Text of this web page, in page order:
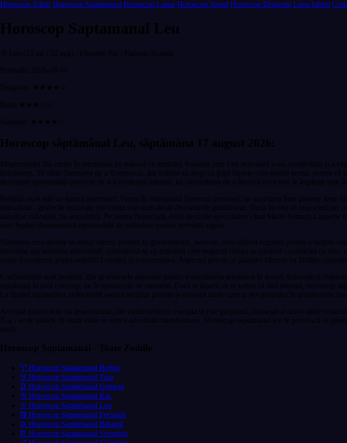
Horoscop Zilnic Horoscop Saptamanal Horoscop Lunar Horoscop Anual Horoscop Dragoste Luna Iubirii
Horoscop Saptamanal Leu
♌ Leu (23 iul - 22 aug) | Element: foc | Planeta: Soarele
Perioada: 2026-08-10
Dragoste: ★★★★☆
Bani: ★★★☆☆
Sanatate: ★★★★☆
Horoscop săptămânal Leu, săptămâna 17 august 2026:
Magnetismul tău crește în intensitate pe măsură ce tranzitul Soarelui prin Leu activează zona creativității și a
îndrăznețe. Tu simți chemarea de a fi remarcat, dar trebuie să alegi cu grijă luptele care merită scena, pentru
descoperi oportunități concrete de a-ți evidenția talentul, iar curiozitatea de a încerca ceva nou te împinge spre
Relațiile sunt sub un tranzit interesant: Venus îți stimulează farmecul personal, iar un trigon între planete lente
teatralitate - gesturile măsurate vor conta mai mult decât discursurile grandioase. Dacă încerci să negociezi
atitudine calculată, nu impulsivă. Pe partea financiară, evită deciziile speculative când Marte formează
care Jupiter dinamizează oportunități de extindere pentru investiții sigure.
Sănătatea cere atenție la ritmul intern: planeta ta guvernatoare, Soarele, cere odihnă regulată pentru a susține
insomnie sau tensiune musculară; conectează-te cu activități care respectă natura ta creativă - contactul cu
scade încrederea, piatra amplifică curajul și concentrarea. Aspectul practic al planetei Mercur va facilita
Confruntările sunt posibile, dar ai resursele necesare pentru a transforma tensiunea în avans: folosește-ți
canalizată în pași concreți, nu în spectacole de moment. Dacă te întrebi ce ar trebui să faci imediat, horoscop
La finalul săptămânii, reflectează asupra lecțiilor primite și notează ideile care te pot propulsa în următoarele
Acceptă provocările cu generozitate, dar rămâi selectiv: energia ta este prețioasă, folosește-o acolo unde
X-a - acele puncte îți arată unde se coace adevărata transformare. Horoscop saptamanal leu te provoacă să
reală.
Horoscop Saptamanal - Toate Zodiile
♈ Horoscop Saptamanal Berbec
♉ Horoscop Saptamanal Taur
♊ Horoscop Saptamanal Gemeni
♋ Horoscop Saptamanal Rac
♌ Horoscop Saptamanal Leu
♍ Horoscop Saptamanal Fecioară
♎ Horoscop Saptamanal Balanță
♏ Horoscop Saptamanal Scorpion